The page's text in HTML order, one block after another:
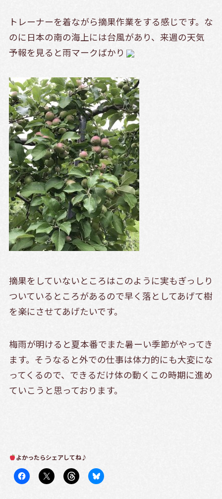
トレーナーを着ながら摘果作業をする感じです。な
のに日本の南の海上には台風があり、来週の天気
予報を見ると雨マークばかり
摘果をしていないところはこのように実もぎっしり
ついているところがあるので早く落としてあげて樹
を楽にさせてあげたいです。
梅雨が明けると夏本番でまた暑ーい季節がやってき
ます。そうなると外での仕事は体力的にも大変にな
ってくるので、できるだけ体の動くこの時期に進め
ていこうと思っております。
よかったらシェアしてね♪